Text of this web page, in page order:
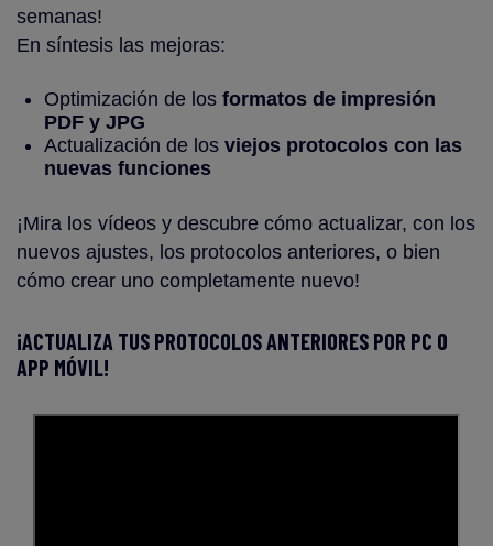
semanas!
En síntesis las mejoras:
Optimización de los formatos de impresión
PDF y JPG
Actualización de los viejos protocolos con las
nuevas funciones
¡Mira los vídeos y descubre cómo actualizar, con los
nuevos ajustes, los protocolos anteriores, o bien
cómo crear uno completamente nuevo!
¡ACTUALIZA TUS PROTOCOLOS ANTERIORES POR PC O
APP MÓVIL!